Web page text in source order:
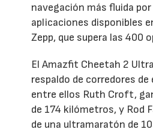
navegación más fluida
aplicaciones disponibles
Zepp, que supera las 400
El Amazfit Cheetah 2
respaldo de corredores
entre ellos Ruth Croft,
de 174 kilómetros, y Rod
de una ultramaratón de